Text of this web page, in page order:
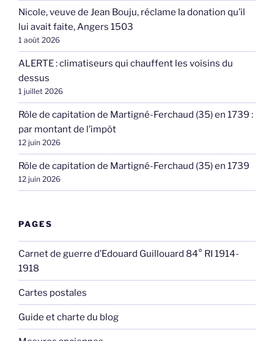
Nicole, veuve de Jean Bouju, réclame la donation qu’il
lui avait faite, Angers 1503
1 août 2026
ALERTE : climatiseurs qui chauffent les voisins du
dessus
1 juillet 2026
Rôle de capitation de Martigné-Ferchaud (35) en 1739 :
par montant de l’impôt
12 juin 2026
Rôle de capitation de Martigné-Ferchaud (35) en 1739
12 juin 2026
PAGES
Carnet de guerre d’Edouard Guillouard 84° RI 1914-
1918
Cartes postales
Guide et charte du blog